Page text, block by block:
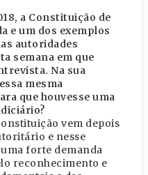
a Constituição de
e um dos exemplos
autoridades
semana em que
Na sua
mesma
que houvesse uma
vem depois
e nesse
forte demanda
reconhecimento e